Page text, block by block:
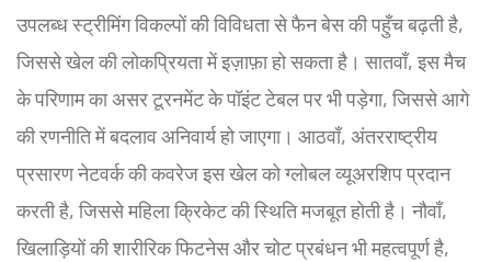
उपलब्ध स्ट्रीमिंग विकल्पों की विविधता से फैन बेस की पहुँच बढ़ती है,
जिससे खेल की लोकप्रियता में इज़ाफ़ा हो सकता है। सातवाँ, इस मैच
के परिणाम का असर टूरनमेंट के पॉइंट टेबल पर भी पड़ेगा, जिससे आगे
की रणनीति में बदलाव अनिवार्य हो जाएगा। आठवाँ, अंतरराष्ट्रीय
प्रसारण नेटवर्क की कवरेज इस खेल को ग्लोबल व्यूअरशिप प्रदान
करती है, जिससे महिला क्रिकेट की स्थिति मजबूत होती है। नौवाँ,
खिलाड़ियों की शारीरिक फिटनेस और चोट प्रबंधन भी महत्वपूर्ण है,